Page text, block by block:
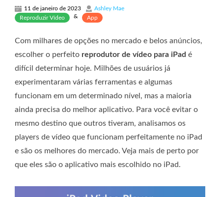
11 de janeiro de 2023
Ashley Mae
Reproduzir Vídeo
& App
Com milhares de opções no mercado e belos anúncios,
escolher o perfeito reprodutor de vídeo para iPad é
difícil determinar hoje. Milhões de usuários já
experimentaram várias ferramentas e algumas
funcionam em um determinado nível, mas a maioria
ainda precisa do melhor aplicativo. Para você evitar o
mesmo destino que outros tiveram, analisamos os
players de vídeo que funcionam perfeitamente no iPad
e são os melhores do mercado. Veja mais de perto por
que eles são o aplicativo mais escolhido no iPad.